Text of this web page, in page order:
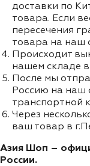
доставки по
товара. Если
пересечения
товара на наш
Происходит
нашем складе
После мы
Россию на наш
транспортной
Через
ваш товар в
Азия Шоп –
России.